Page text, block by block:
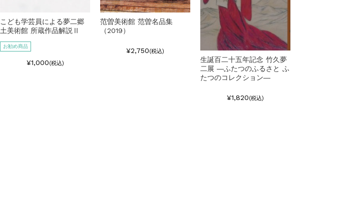
こども学芸員による夢二郷
土美術館 所蔵作品解説Ⅱ
お勧め商品
¥1,000(税込)
范曽美術館 范曽名品集
（2019）
¥2,750(税込)
生誕百二十五年記念 竹久夢
二展 ―ふたつのふるさと ふ
たつのコレクション―
¥1,820(税込)